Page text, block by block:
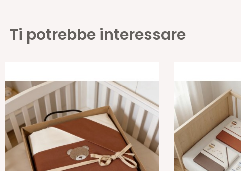
Ti potrebbe interessare